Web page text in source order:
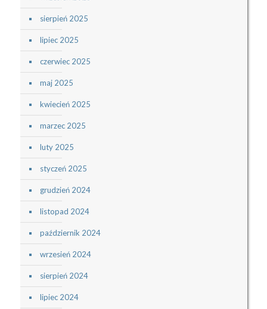
sierpień 2025
lipiec 2025
czerwiec 2025
maj 2025
kwiecień 2025
marzec 2025
luty 2025
styczeń 2025
grudzień 2024
listopad 2024
październik 2024
wrzesień 2024
sierpień 2024
lipiec 2024